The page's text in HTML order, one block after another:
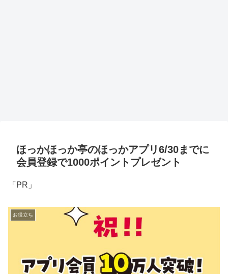
ほっかほっか亭のほっかアプリ6/30までに
会員登録で1000ポイントプレゼント
「PR」
お役立ち